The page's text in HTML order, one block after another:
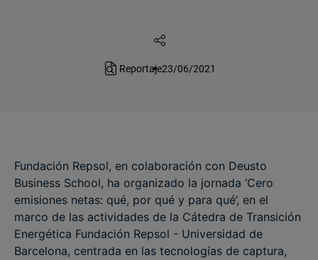
Reportaje23/06/2021
Fundación Repsol, en colaboración con Deusto
Business School, ha organizado la jornada ‘Cero
emisiones netas: qué, por qué y para qué’, en el
marco de las actividades de la Cátedra de Transición
Energética Fundación Repsol - Universidad de
Barcelona, centrada en las tecnologías de captura,